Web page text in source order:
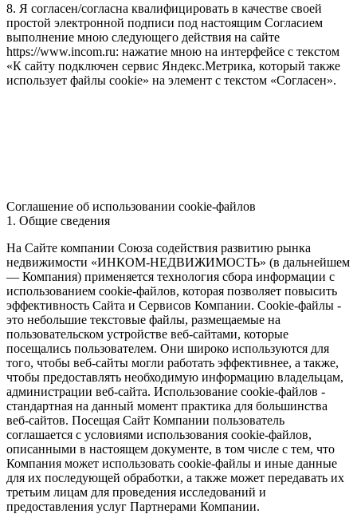
8. Я согласен/согласна квалифицировать в качестве своей
простой электронной подписи под настоящим Согласием
выполнение мною следующего действия на сайте
https://www.incom.ru: нажатие мною на интерфейсе с текстом
«К сайту подключен сервис Яндекс.Метрика, который также
использует файлы cookie» на элемент с текстом «Согласен».
Соглашение об использовании cookie-файлов
1. Общие сведения
На Сайте компании Союза содействия развитию рынка
недвижимости «ИНКОМ-НЕДВИЖИМОСТЬ» (в дальнейшем
— Компания) применяется технология сбора информации с
использованием cookie-файлов, которая позволяет повысить
эффективность Сайта и Сервисов Компании. Сookie-файлы -
это небольшие текстовые файлы, размещаемые на
пользовательском устройстве веб-сайтами, которые
посещались пользователем. Они широко используются для
того, чтобы веб-сайты могли работать эффективнее, а также,
чтобы предоставлять необходимую информацию владельцам,
администрации веб-сайта. Использование cookie-файлов -
стандартная на данный момент практика для большинства
веб-сайтов. Посещая Сайт Компании пользователь
соглашается с условиями использования cookie-файлов,
описанными в настоящем документе, в том числе с тем, что
Компания может использовать cookie-файлы и иные данные
для их последующей обработки, а также может передавать их
третьим лицам для проведения исследований и
предоставления услуг Партнерами Компании.